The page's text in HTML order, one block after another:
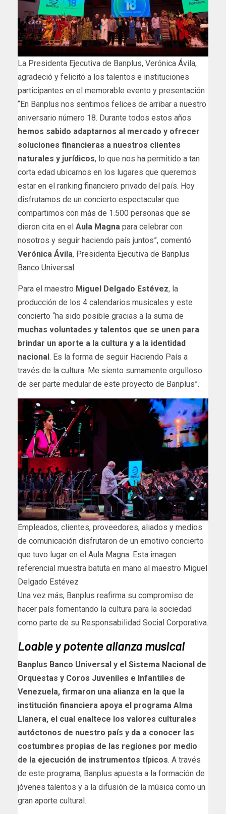
La Presidenta Ejecutiva de Banplus, Verónica Ávila,
agradeció y felicitó a los talentos e instituciones
participantes en el memorable evento y presentación
“En Banplus nos sentimos felices de arribar a nuestro
aniversario número 18. Durante todos estos años
hemos sabido adaptarnos al mercado y ofrecer
soluciones financieras a nuestros clientes
naturales y jurídicos, lo que nos ha permitido a tan
corta edad ubicarnos en los lugares que queremos
estar en el ranking financiero privado del país. Hoy
disfrutamos de un concierto espectacular que
compartimos con más de 1.500 personas que se
dieron cita en el Aula Magna para celebrar con
nosotros y seguir haciendo país juntos”, comentó
Verónica Ávila, Presidenta Ejecutiva de Banplus
Banco Universal.
Para el maestro Miguel Delgado Estévez, la
producción de los 4 calendarios musicales y este
concierto “ha sido posible gracias a la suma de
muchas voluntades y talentos que se unen para
brindar un aporte a la cultura y a la identidad
nacional. Es la forma de seguir Haciendo País a
través de la cultura. Me siento sumamente orgulloso
de ser parte medular de este proyecto de Banplus”.
Empleados, clientes, proveedores, aliados y medios
de comunicación disfrutaron de un emotivo concierto
que tuvo lugar en el Aula Magna. Esta imagen
referencial muestra batuta en mano al maestro Miguel
Delgado Estévez
Una vez más, Banplus reafirma su compromiso de
hacer país fomentando la cultura para la sociedad
como parte de su Responsabilidad Social Corporativa.
Loable y potente alianza musical
Banplus Banco Universal y el Sistema Nacional de
Orquestas y Coros Juveniles e Infantiles de
Venezuela, firmaron una alianza en la que la
institución financiera apoya el programa Alma
Llanera, el cual enaltece los valores culturales
autóctonos de nuestro país y da a conocer las
costumbres propias de las regiones por medio
de la ejecución de instrumentos típicos. A través
de este programa, Banplus apuesta a la formación de
jóvenes talentos y a la difusión de la música como un
gran aporte cultural.